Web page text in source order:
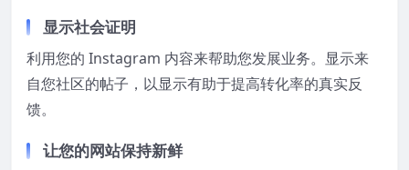
显示社会证明
利用您的 Instagram 内容来帮助您发展业务。显示来
自您社区的帖子，以显示有助于提高转化率的真实反
馈。
让您的网站保持新鲜